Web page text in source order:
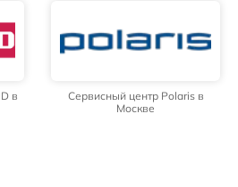
в
Сервисный центр Polaris в
Москве